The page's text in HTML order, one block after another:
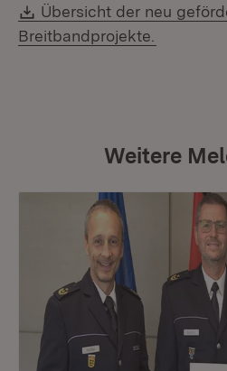
Download:
Übersicht der neu
Breitbandprojekte.
Weitere